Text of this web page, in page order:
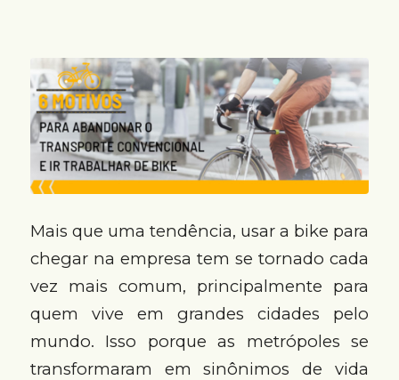
Mais que uma tendência, usar a bike para
chegar na empresa tem se tornado cada
vez mais comum, principalmente para
quem vive em grandes cidades pelo
mundo. Isso porque as metrópoles se
transformaram em sinônimos de vida